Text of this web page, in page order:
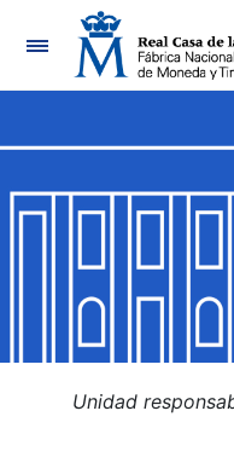
Mostrar/Ocultar
Mostrar/Ocultar
Mostrar/Ocultar
Unidad